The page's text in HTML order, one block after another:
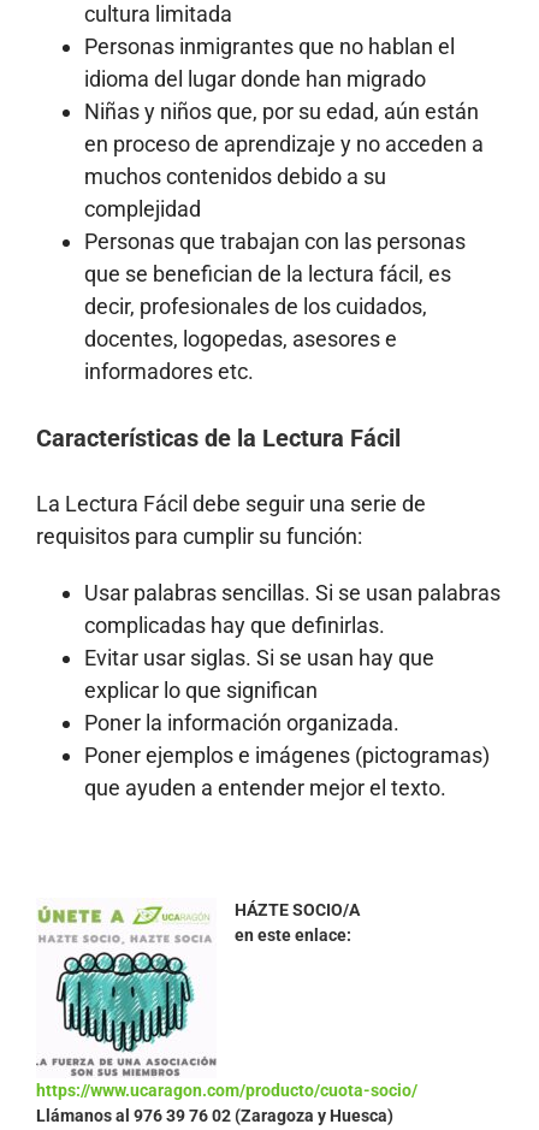
cultura limitada
Personas inmigrantes que no hablan el
idioma del lugar donde han migrado
Niñas y niños que, por su edad, aún están
en proceso de aprendizaje y no acceden a
muchos contenidos debido a su
complejidad
Personas que trabajan con las personas
que se benefician de la lectura fácil, es
decir, profesionales de los cuidados,
docentes, logopedas, asesores e
informadores etc.
Características de la Lectura Fácil
La Lectura Fácil debe seguir una serie de
requisitos para cumplir su función:
Usar palabras sencillas. Si se usan palabras
complicadas hay que definirlas.
Evitar usar siglas. Si se usan hay que
explicar lo que significan
Poner la información organizada.
Poner ejemplos e imágenes (pictogramas)
que ayuden a entender mejor el texto.
HÁZTE SOCIO/A
en este enlace:
https://www.ucaragon.com/producto/cuota-socio/
Llámanos al 976 39 76 02 (Zaragoza y Huesca)